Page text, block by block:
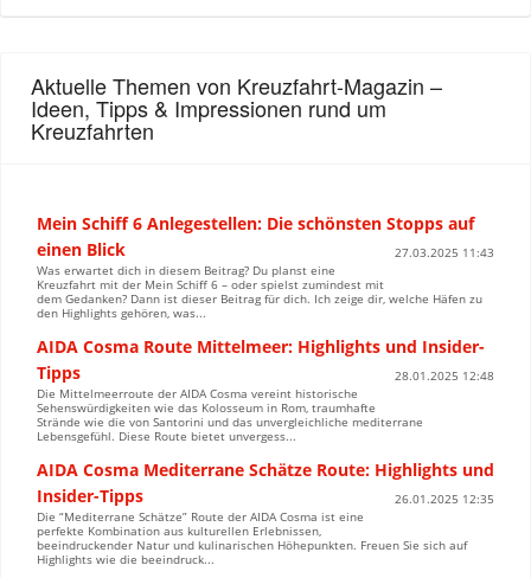
Aktuelle Themen von Kreuzfahrt-Magazin –
Ideen, Tipps & Impressionen rund um
Kreuzfahrten
Mein Schiff 6 Anlegestellen: Die schönsten Stopps auf
einen Blick
27.03.2025 11:43
Was erwartet dich in diesem Beitrag? Du planst eine
Kreuzfahrt mit der Mein Schiff 6 – oder spielst zumindest mit
dem Gedanken? Dann ist dieser Beitrag für dich. Ich zeige dir, welche Häfen zu
den Highlights gehören, was...
AIDA Cosma Route Mittelmeer: Highlights und Insider-
Tipps
28.01.2025 12:48
Die Mittelmeerroute der AIDA Cosma vereint historische
Sehenswürdigkeiten wie das Kolosseum in Rom, traumhafte
Strände wie die von Santorini und das unvergleichliche mediterrane
Lebensgefühl. Diese Route bietet unvergess...
AIDA Cosma Mediterrane Schätze Route: Highlights und
Insider-Tipps
26.01.2025 12:35
Die “Mediterrane Schätze” Route der AIDA Cosma ist eine
perfekte Kombination aus kulturellen Erlebnissen,
beeindruckender Natur und kulinarischen Höhepunkten. Freuen Sie sich auf
Highlights wie die beeindruck...